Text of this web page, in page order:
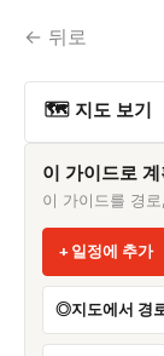
← 뒤로
🗺 지도 보기
이 가이드로
이 가이드를 경
일정에 추가
지도에서 경